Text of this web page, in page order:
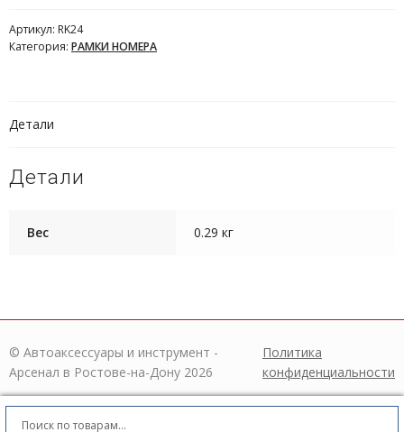
Артикул: RK24
Категория: РАМКИ НОМЕРА
Детали
Детали
Вес 0.29 кг
© Автоаксессуары и инструмент -
Арсенал в Ростове-на-Дону 2026
Политика
конфиденциальности